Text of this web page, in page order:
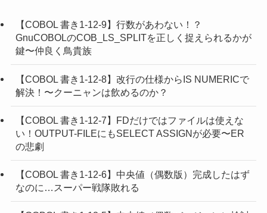
【COBOL 書き1-12-9】行数があわない！？
GnuCOBOLのCOB_LS_SPLITを正しく捉えられるかが
鍵〜仲良く鳥貴族
【COBOL 書き1-12-8】改行の仕様からIS NUMERICで
解決！〜クーニャンは飲めるのか？
【COBOL 書き1-12-7】FDだけではファイルは使えな
い！OUTPUT-FILEにもSELECT ASSIGNが必要〜ER
の悲劇
【COBOL 書き1-12-6】中央値（偶数版）完成したはず
なのに…スーパー戦隊敗れる